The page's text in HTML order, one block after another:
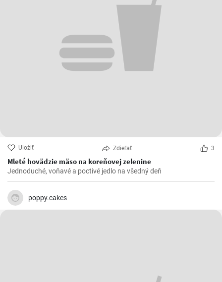
Uložiť Zdieľať 3
Mleté hovädzie mäso na koreňovej zelenine
Jednoduché, voňavé a poctivé jedlo na všedný deň
poppy.cakes